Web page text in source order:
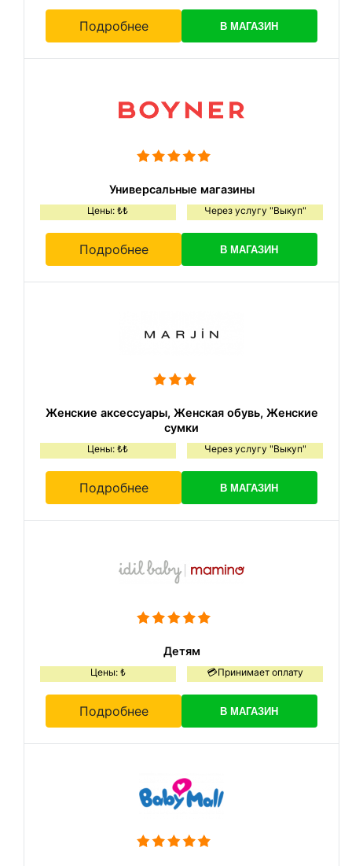
Подробнее В МАГАЗИН
Универсальные магазины
Цены: ₺₺ Через услугу "Выкуп"
Подробнее В МАГАЗИН
Женские аксессуары, Женская обувь, Женские
сумки
Цены: ₺₺ Через услугу "Выкуп"
Подробнее В МАГАЗИН
Детям
Цены: ₺ 💳Принимает оплату
Подробнее В МАГАЗИН